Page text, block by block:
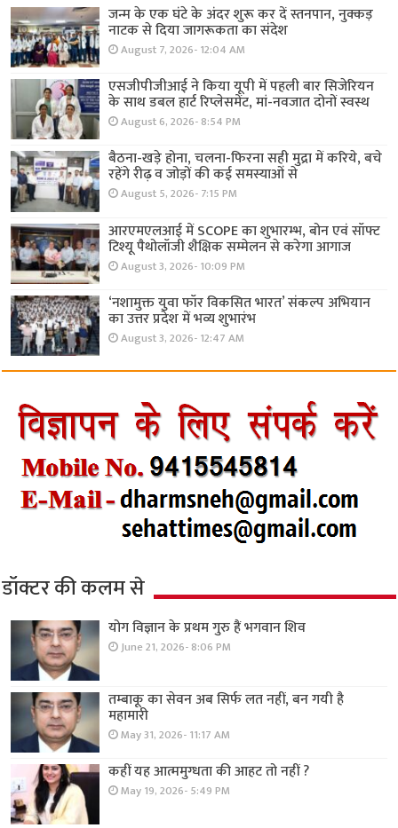
जन्म के एक घंटे के अंदर शुरू कर दें स्तनपान, नुक्कड़
नाटक से दिया जागरूकता का संदेश
August 7, 2026- 12:04 AM
एसजीपीजीआई ने किया यूपी में पहली बार सिजेरियन
के साथ डबल हार्ट रिप्लेसमेंट, मां-नवजात दोनों स्वस्थ
August 6, 2026- 8:54 PM
बैठना-खड़े होना, चलना-फिरना सही मुद्रा में करिये, बचे
रहेंगे रीढ़ व जोड़ों की कई समस्याओं से
August 5, 2026- 7:15 PM
आरएमएलआई में SCOPE का शुभारम्भ, बोन एवं सॉफ्ट
टिश्यू पैथोलॉजी शैक्षिक सम्मेलन से करेगा आगाज
August 3, 2026- 10:09 PM
‘नशामुक्त युवा फॉर विकसित भारत’ संकल्प अभियान
का उत्तर प्रदेश में भव्य शुभारंभ
August 3, 2026- 12:47 AM
डॉक्टर की कलम से
योग विज्ञान के प्रथम गुरु हैं भगवान शिव
June 21, 2026- 8:06 PM
तम्बाकू का सेवन अब सिर्फ लत नहीं, बन गयी है
महामारी
May 31, 2026- 11:17 AM
कहीं यह आत्ममुग्धता की आहट तो नहीं ?
May 19, 2026- 5:49 PM